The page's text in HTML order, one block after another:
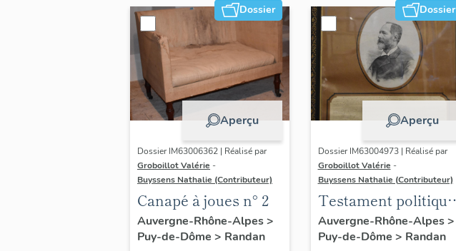
Dossier
Aperçu
Dossier IM63006362 | Réalisé par
Groboillot Valérie -
Buyssens Nathalie (Contributeur)
Canapé à joues n° 2
Auvergne-Rhône-Alpes>
Puy-de-Dôme > Randan
Dossier
Aperçu
Dossier IM63004973 | Réalisé par
Groboillot Valérie -
Buyssens Nathalie (Contributeur)
Testament politique
de Philippe
d'Orléans, comte de
Auvergne-Rhône-Alpes>
Puy-de-Dôme > Randan